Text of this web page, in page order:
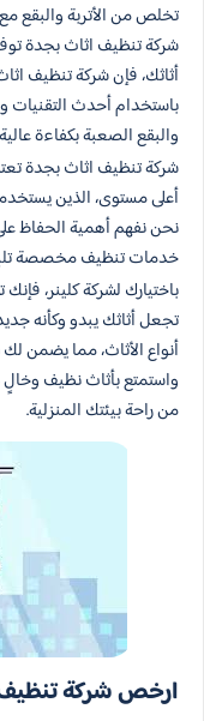
تخلص من الأتربة والبقع
شركة تنظيف اثاث بجدة
أثاثك، فإن شركة تنظيف
باستخدام أحدث التقنيات
والبقع الصعبة بكفاءة
شركة تنظيف اثاث بجدة
أعلى مستوى، الذين
نحن نفهم أهمية الحفاظ
خدمات تنظيف مخصصة تلبي
باختيارك لشركة كلينر،
تجعل أثاثك يبدو وكأنه
أنواع الأثاث، مما يضمن
واستمتع بأثاث نظيف
من راحة بيئتك المنزلية.
ارخص شركة